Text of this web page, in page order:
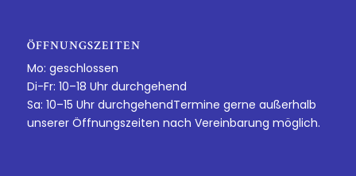
ÖFFNUNGSZEITEN
Mo: geschlossen
Di-Fr: 10–18 Uhr durchgehend
Sa: 10–15 Uhr durchgehendTermine gerne außerhalb
unserer Öffnungszeiten nach Vereinbarung möglich.